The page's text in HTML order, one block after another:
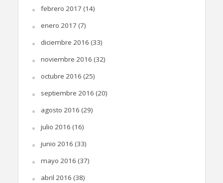
febrero 2017 (14)
enero 2017 (7)
diciembre 2016 (33)
noviembre 2016 (32)
octubre 2016 (25)
septiembre 2016 (20)
agosto 2016 (29)
julio 2016 (16)
junio 2016 (33)
mayo 2016 (37)
abril 2016 (38)